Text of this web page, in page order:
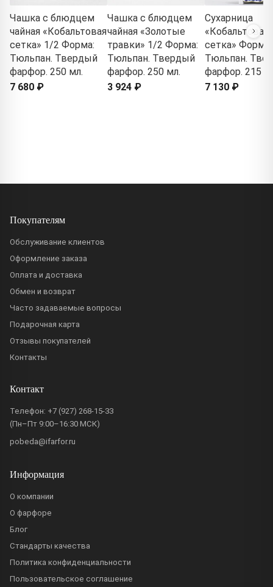
Чашка с блюдцем
чайная «Кобальтовая
сетка» 1/2 Форма:
Тюльпан. Твердый
фарфор. 250 мл.
7 680 ₽
Чашка с блюдцем
чайная «Золотые
травки» 1/2 Форма:
Тюльпан. Твердый
фарфор. 250 мл.
3 924 ₽
Сухарница
«Кобальтовая
сетка» Форма:
Тюльпан.
фарфор. 215
7 130 ₽
Покупателям
Обслуживание клиентов
Оформление заказа
Оплата и доставка
Обмен и возврат
Часто задаваемые вопросы
Подарочная карта
Отзывы покупателей
Контакты
Контакт
Телефон: +7 (927) 268-15-33
(Пн–Пт 9:00–16:30 МСК)
pobeda@ifarfor.ru
Информация
О компании
О фарфоре
Блог
Стандарты качества
Политика конфиденциальности
Пользовательское соглашение